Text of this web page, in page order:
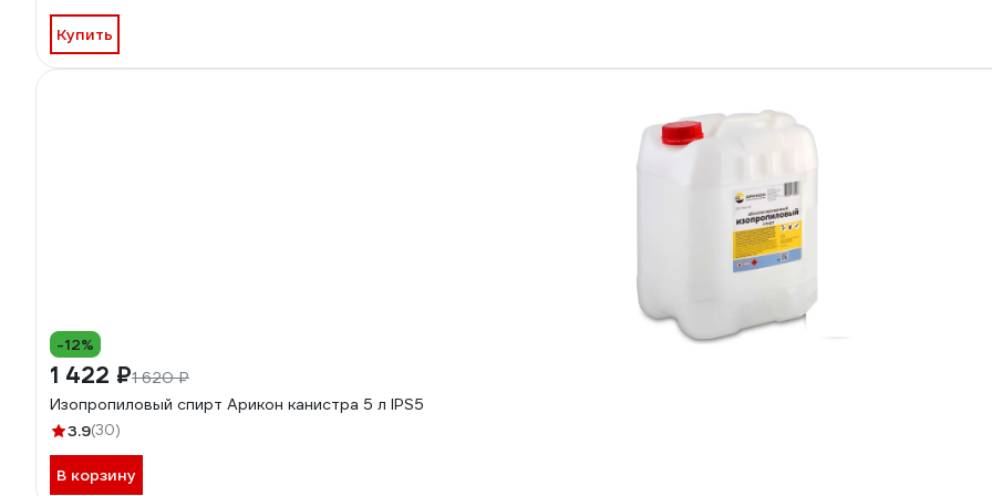
Купить
-12%
1 422 ₽1 620 ₽
Изопропиловый спирт Арикон канистра 5 л IPS5
3.9(30)
В корзину